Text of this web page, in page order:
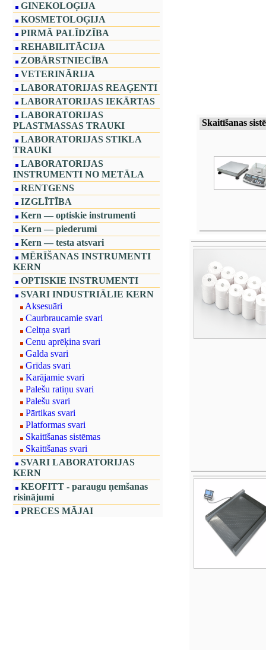
GINEKOLOĢIJA
KOSMETOLOĢIJA
PIRMĀ PALĪDZĪBA
REHABILITĀCIJA
ZOBĀRSTNIECĪBA
VETERINĀRIJA
LABORATORIJAS REAĢENTI
LABORATORIJAS IEKĀRTAS
LABORATORIJAS
PLASTMASSAS TRAUKI
LABORATORIJAS STIKLA
TRAUKI
LABORATORIJAS
INSTRUMENTI NO METĀLA
RENTGENS
IZGLĪTĪBA
Kern — optiskie instrumenti
Kern — piederumi
Kern — testa atsvari
MĒRĪŠANAS INSTRUMENTI
KERN
OPTISKIE INSTRUMENTI
SVARI INDUSTRIĀLIE KERN
Aksesuāri
Caurbraucamie svari
Celtņa svari
Cenu aprēķina svari
Galda svari
Grīdas svari
Karājamie svari
Palešu ratiņu svari
Palešu svari
Pārtikas svari
Platformas svari
Skaitīšanas sistēmas
Skaitīšanas svari
SVARI LABORATORIJAS
KERN
KEOFITT - paraugu ņemšanas
risinājumi
PRECES MĀJAI
Skaitīšanas